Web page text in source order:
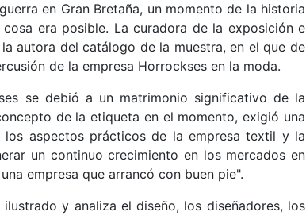
en Gran Bretaña, un momento de la historia
era posible. La curadora de la exposición e
autora del catálogo de la muestra, en el que de
de la empresa Horrockses en la moda.
se debió a un matrimonio significativo de la
de la etiqueta en el momento, exigió una
aspectos prácticos de la empresa textil y la
un continuo crecimiento en los mercados en
empresa que arrancó con buen pie".
y analiza el diseño, los diseñadores, los